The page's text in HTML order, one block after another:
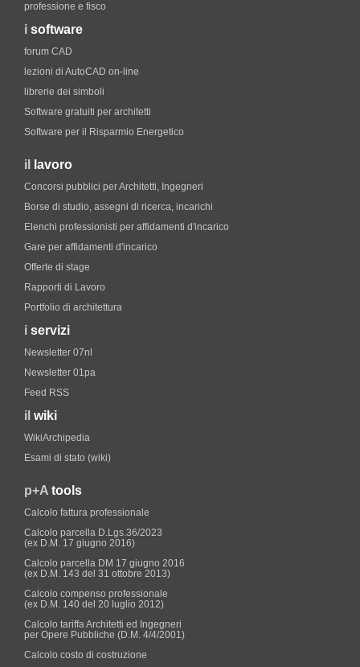
professione e fisco
i software
forum CAD
lezioni di AutoCAD on-line
librerie dei simboli
Software gratuiti per architetti
Software per il Risparmio Energetico
il lavoro
Concorsi pubblici per Architetti, Ingegneri
Borse di studio, assegni di ricerca, incarichi
Elenchi professionisti per affidamenti d'incarico
Gare per affidamenti d'incarico
Offerte di stage
Rapporti di Lavoro
Portfolio di architettura
i servizi
Newsletter 07nl
Newsletter 01pa
Feed RSS
il wiki
WikiArchipedia
Esami di stato (wiki)
p+A tools
Calcolo fattura professionale
Calcolo parcella D.Lgs.36/2023
(ex D.M. 17 giugno 2016)
Calcolo parcella DM 17 giugno 2016
(ex D.M. 143 del 31 ottobre 2013)
Calcolo compenso professionale
(ex D.M. 140 del 20 luglio 2012)
Calcolo tariffa Architetti ed Ingegneri
per Opere Pubbliche (D.M. 4/4/2001)
Calcolo costo di costruzione